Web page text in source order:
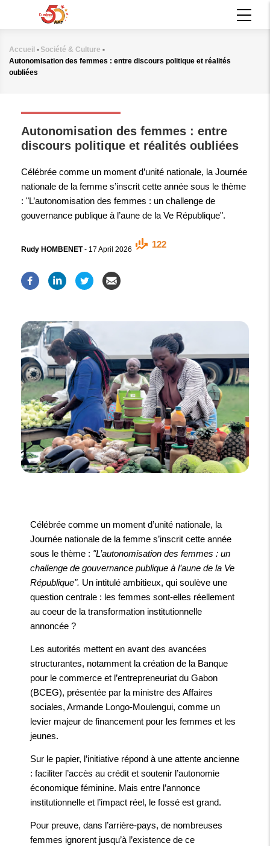
principal
Fil
d'Ariane
Accueil - Société & Culture -
Autonomisation des femmes : entre discours politique et réalités
oubliées
Autonomisation des femmes : entre
discours politique et réalités oubliées
Célébrée comme un moment d’unité nationale, la Journée
nationale de la femme s’inscrit cette année sous le thème
: "L’autonomisation des femmes : un challenge de
gouvernance publique à l’aune de la Ve République".
Rudy HOMBENET- 17 April 2026
122
Célébrée comme un moment d’unité nationale, la
Journée nationale de la femme s’inscrit cette année
sous le thème : "L’autonomisation des femmes : un
challenge de gouvernance publique à l’aune de la Ve
République". Un intitulé ambitieux, qui soulève une
question centrale : les femmes sont-elles réellement
au coeur de la transformation institutionnelle
annoncée ?
Les autorités mettent en avant des avancées
structurantes, notamment la création de la Banque
pour le commerce et l’entrepreneuriat du Gabon
(BCEG), présentée par la ministre des Affaires
sociales, Armande Longo-Moulengui, comme un
levier majeur de financement pour les femmes et les
jeunes.
Sur le papier, l’initiative répond à une attente ancienne
: faciliter l’accès au crédit et soutenir l’autonomie
économique féminine. Mais entre l’annonce
institutionnelle et l’impact réel, le fossé est grand.
Pour preuve, dans l’arrière-pays, de nombreuses
femmes ignorent jusqu’à l’existence de ce